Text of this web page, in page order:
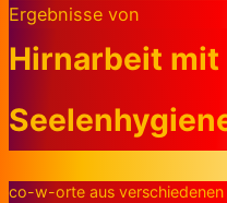
Ergebnisse von
Hirnarbeit
co-w-orte aus verschiedenen